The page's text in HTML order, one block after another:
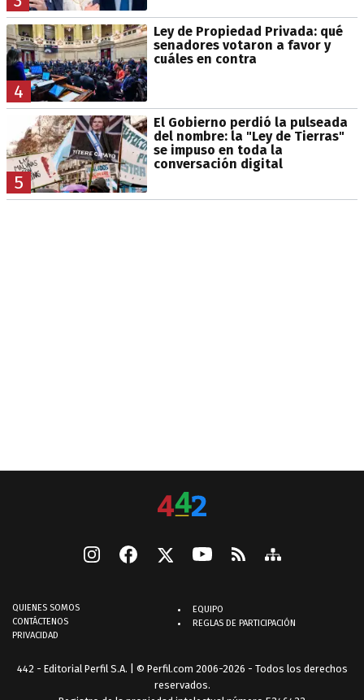
4
Ley de Propiedad Privada: qué
senadores votaron a favor y
cuáles en contra
5
El Gobierno perdió la pulseada
del nombre: la "Ley de Tierras"
se impuso en toda la
conversación digital
QUIENES SOMOS
CONTÁCTENOS
PRIVACIDAD
EQUIPO
REGLAS DE PARTICIPACIÓN
442 - Editorial Perfil S.A. | © Perfil.com 2006-2026 - Todos los derechos
reservados.